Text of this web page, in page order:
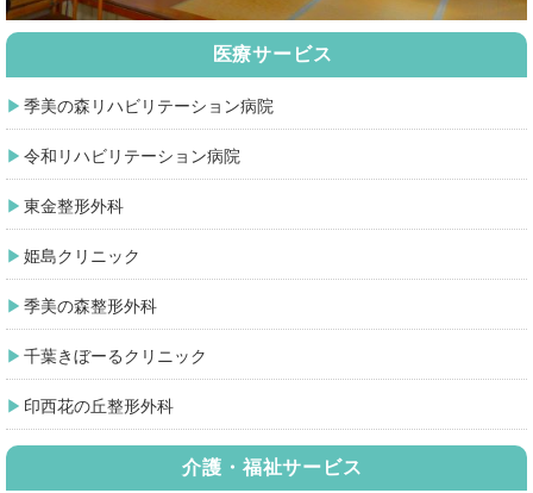
医療サービス
季美の森リハビリテーション病院
令和リハビリテーション病院
東金整形外科
姫島クリニック
季美の森整形外科
千葉きぼーるクリニック
印西花の丘整形外科
介護・福祉サービス